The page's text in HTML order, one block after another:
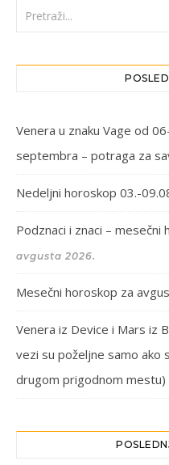
Venera u znaku Vage od
septembra – potraga za
Nedeljni horoskop 03.-
Podznaci i znaci –
avgusta 2026.
Mesečni horoskop za
Venera iz Device i Mars iz
vezi su poželjne samo ako
drugom prigodnom mestu)